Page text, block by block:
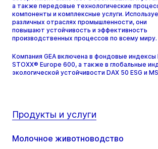
а также передовые технологические
компоненты и комплексные услуги.
различных отраслях промышленности, они
повышают устойчивость и эффективность
производственных процессов по всему миру.
Компания GEA включена в фондовые индексы
STOXX® Europe 600, а также в глобальные
экологической устойчивости DAX 50 ESG и
Продукты и услуги
Молочное животноводство